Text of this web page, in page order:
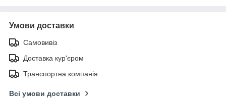
Умови доставки
Самовивіз
Доставка кур'єром
Транспортна компанія
Всі умови доставки